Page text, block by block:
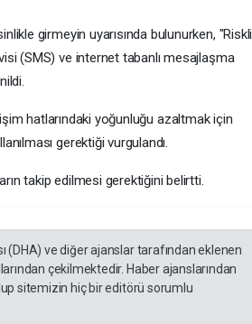
girmeyin uyarısında bulunurken, "Riskli
(SMS) ve internet tabanlı mesajlaşma
hatlarındaki yoğunluğu azaltmak için
gerektiği vurgulandı.
takip edilmesi gerektiğini belirtti.
(DHA) ve diğer ajanslar tarafından eklenen
çekilmektedir. Haber ajanslarından
sitemizin hiç bir editörü sorumlu